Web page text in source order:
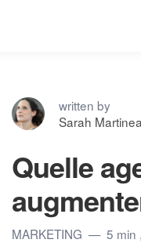
written by
Sarah
Quelle
MARKETING 5 min